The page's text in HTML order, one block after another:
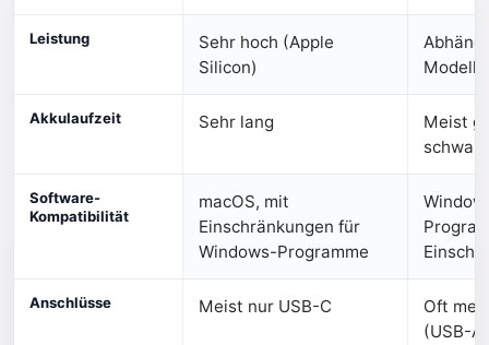
Leistung
Sehr hoch (Apple
Silicon)
Modell/
Akkulaufzeit Sehr lang
Meist
Software-
Kompatibilität
macOS, mit
Einschränkungen für
Windows-Programme
Anschlüsse Meist nur USB-C
Oft
(USB-